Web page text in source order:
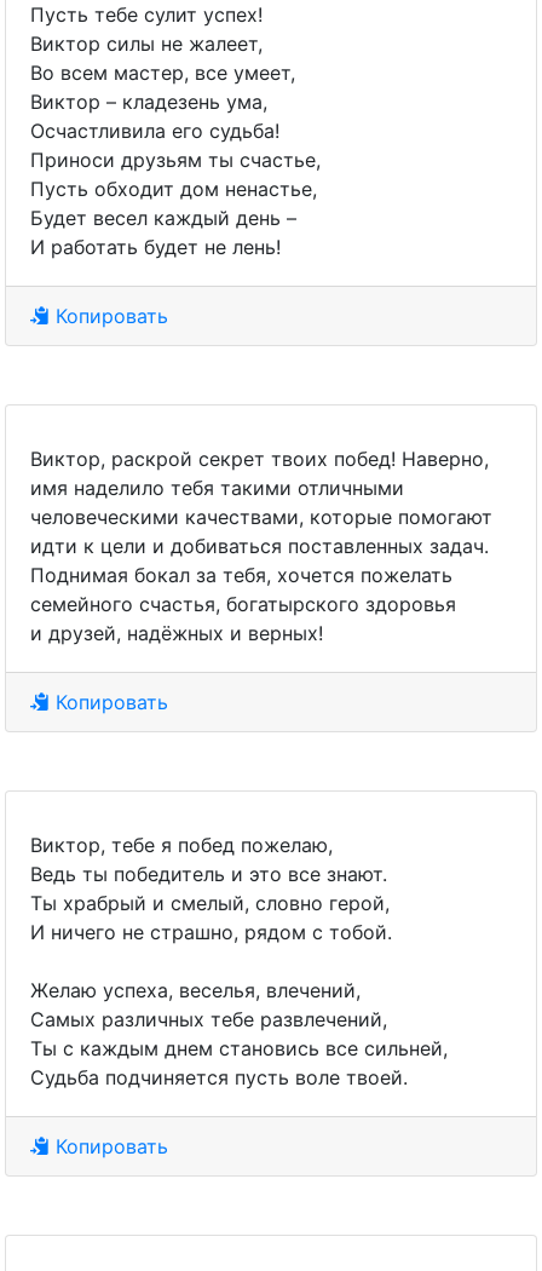
Пусть тебе сулит успех!
Виктор силы не жалеет,
Во всем мастер, все умеет,
Виктор – кладезень ума,
Осчастливила его судьба!
Приноси друзьям ты счастье,
Пусть обходит дом ненастье,
Будет весел каждый день –
И работать будет не лень!
Копировать
Виктор, раскрой секрет твоих побед! Наверно,
имя наделило тебя такими отличными
человеческими качествами, которые помогают
идти к цели и добиваться поставленных задач.
Поднимая бокал за тебя, хочется пожелать
семейного счастья, богатырского здоровья
и друзей, надёжных и верных!
Копировать
Виктор, тебе я побед пожелаю,
Ведь ты победитель и это все знают.
Ты храбрый и смелый, словно герой,
И ничего не страшно, рядом с тобой.
Желаю успеха, веселья, влечений,
Самых различных тебе развлечений,
Ты с каждым днем становись все сильней,
Судьба подчиняется пусть воле твоей.
Копировать